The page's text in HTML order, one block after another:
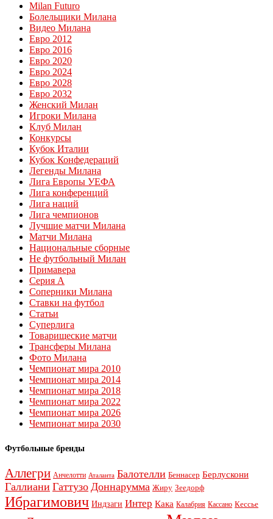
Milan Futuro
Болельщики Милана
Видео Милана
Евро 2012
Евро 2016
Евро 2020
Евро 2024
Евро 2028
Евро 2032
Женский Милан
Игроки Милана
Клуб Милан
Конкурсы
Кубок Италии
Кубок Конфедераций
Легенды Милана
Лига Европы УЕФА
Лига конференций
Лига наций
Лига чемпионов
Лучшие матчи Милана
Матчи Милана
Национальные сборные
Не футбольный Милан
Примавера
Серия А
Соперники Милана
Ставки на футбол
Статьи
Суперлига
Товарищеские матчи
Трансферы Милана
Фото Милана
Чемпионат мира 2010
Чемпионат мира 2014
Чемпионат мира 2018
Чемпионат мира 2022
Чемпионат мира 2026
Чемпионат мира 2030
Футбольные бренды
Аллегри Анчелотти Аталанта Балотелли Беннасер Берлускони
Галлиани Гаттузо Доннарумма Жиру Зеедорф
Ибрагимович Индзаги Интер Кака Калабрия Кассано Кессье